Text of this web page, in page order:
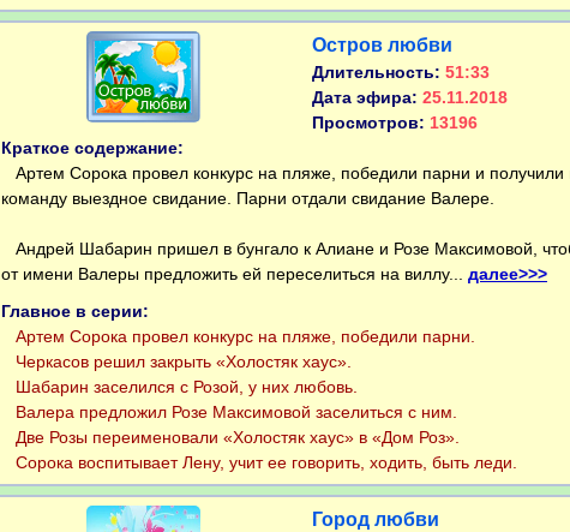
Остров любви
Длительность: 51:33
Дата эфира: 25.11.2018
Просмотров: 13196
Краткое содержание:
Артем Сорока провел конкурс на пляже, победили парни и получили
команду выездное свидание. Парни отдали свидание Валере.
Андрей Шабарин пришел в бунгало к Алиане и Розе Максимовой,
от имени Валеры предложить ей переселиться на виллу... далее>>>
Главное в серии:
Артем Сорока провел конкурс на пляже, победили парни.
Черкасов решил закрыть «Холостяк хаус».
Шабарин заселился с Розой, у них любовь.
Валера предложил Розе Максимовой заселиться с ним.
Две Розы переименовали «Холостяк хаус» в «Дом Роз».
Сорока воспитывает Лену, учит ее говорить, ходить, быть леди.
Город любви